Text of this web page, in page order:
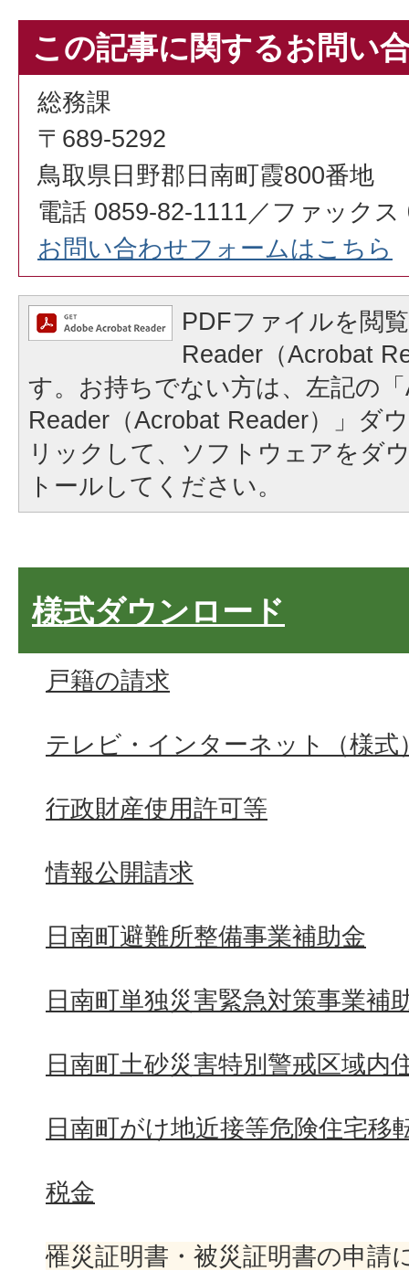
この記事に関するお問い
総務課
〒689-5292
鳥取県日野郡日南町霞800番地
電話 0859-82-1111／ファックス
お問い合わせフォームはこちら
PDFファイルを閲
Reader（Acrobat
す。お持ちでない方は、左記の
Reader（Acrobat Reader）」ダ
リックして、ソフトウェアをダ
トールしてください。
様式ダウンロード
戸籍の請求
テレビ・インターネット（様式
行政財産使用許可等
情報公開請求
日南町避難所整備事業補助金
日南町単独災害緊急対策事業補
日南町土砂災害特別警戒区域内
日南町がけ地近接等危険住宅移
税金
罹災証明書・被災証明書の申請